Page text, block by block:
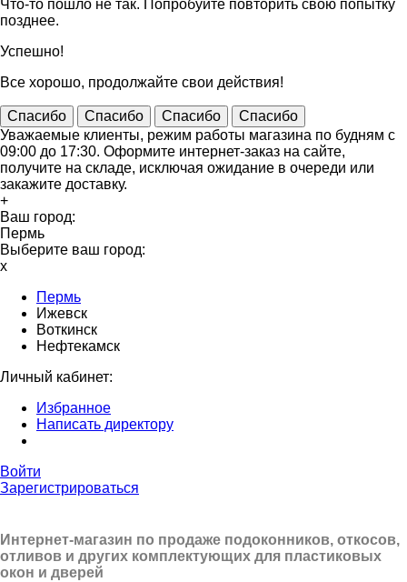
Что-то пошло не так. Попробуйте повторить свою попытку
позднее.
Успешно!
Все хорошо, продолжайте свои действия!
Спасибо Спасибо Спасибо
Спасибо
Уважаемые клиенты, режим работы магазина по будням с
09:00 до 17:30. Оформите интернет-заказ на сайте,
получите на складе, исключая ожидание в очереди или
закажите доставку.
+
Ваш город:
Пермь
Выберите ваш город:
x
Пермь
Ижевск
Воткинск
Нефтекамск
Личный кабинет:
Избранное
Написать директору
Войти
Зарегистрироваться
Интернет-магазин по продаже подоконников, откосов,
отливов и других комплектующих для пластиковых
окон и дверей